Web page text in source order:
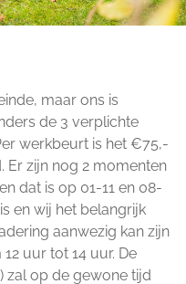
maar ons is
de 3 verplichte
werkbeurt is het €75,-
Er zijn nog 2 momenten
dat is op 01-11 en 08-
en wij het belangrijk
aanwezig kan zijn
uur tot 14 uur. De
zal op de gewone tijd